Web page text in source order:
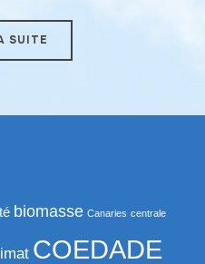
SUITE
biomasse Canaries centrale
COEDADE